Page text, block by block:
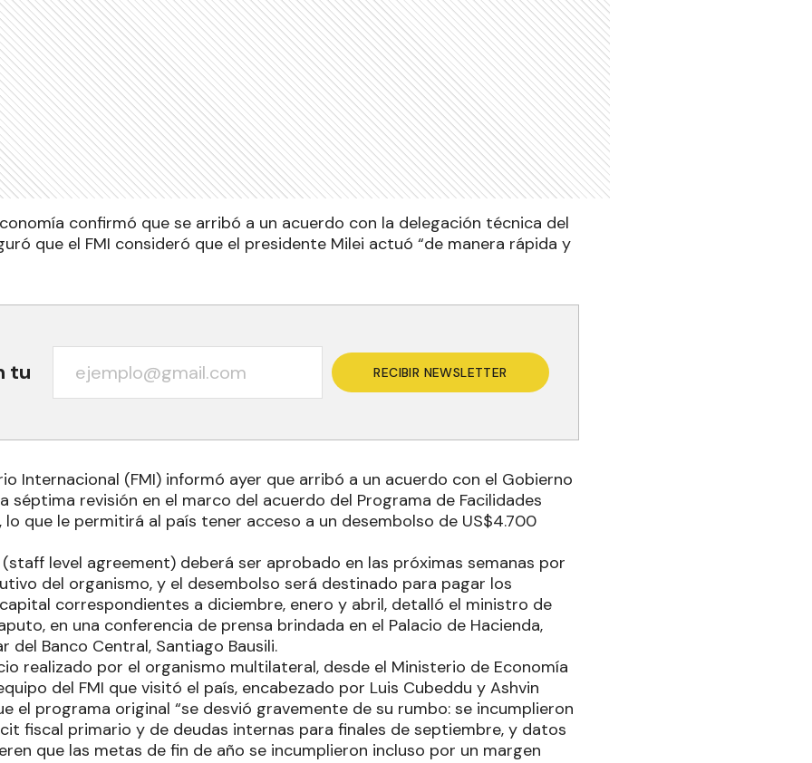
confirmó que se arribó a un acuerdo con la delegación técnica del
que el FMI consideró que el presidente Milei actuó “de manera rápida y
tu RECIBIR NEWSLETTER
Internacional (FMI) informó ayer que arribó a un acuerdo con el Gobierno
séptima revisión en el marco del acuerdo del Programa de Facilidades
lo que le permitirá al país tener acceso a un desembolso de US$4.700
level agreement) deberá ser aprobado en las próximas semanas por
del organismo, y el desembolso será destinado para pagar los
correspondientes a diciembre, enero y abril, detalló el ministro de
en una conferencia de prensa brindada en el Palacio de Hacienda,
del Banco Central, Santiago Bausili.
realizado por el organismo multilateral, desde el Ministerio de Economía
del FMI que visitó el país, encabezado por Luis Cubeddu y Ashvin
el programa original “se desvió gravemente de su rumbo: se incumplieron
fiscal primario y de deudas internas para finales de septiembre, y datos
que las metas de fin de año se incumplieron incluso por un margen